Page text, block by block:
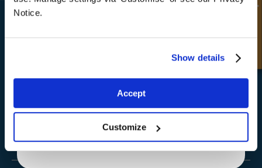
Notice.
Show details
Accept
Customize
FPE Seals Ltd
Co Durham,
DL1 4WF
Consulta rápida
By entering your email address you are agreeing to our
privacy policy.